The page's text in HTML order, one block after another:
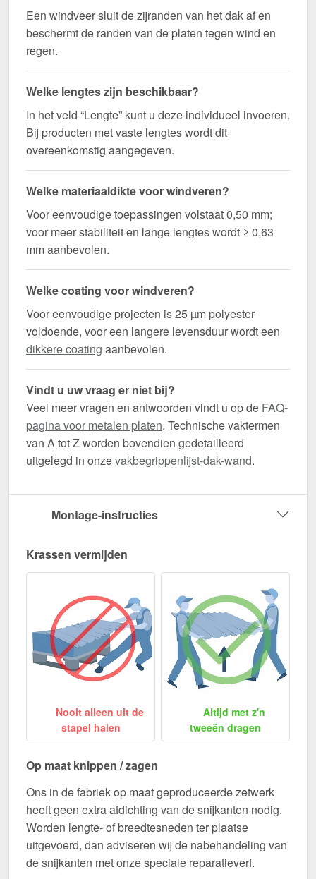
Een windveer sluit de zijranden van het dak af en
beschermt de randen van de platen tegen wind en
regen.
Welke lengtes zijn beschikbaar?
In het veld “Lengte” kunt u deze individueel invoeren.
Bij producten met vaste lengtes wordt dit
overeenkomstig aangegeven.
Welke materiaaldikte voor windveren?
Voor eenvoudige toepassingen volstaat 0,50 mm;
voor meer stabiliteit en lange lengtes wordt ≥ 0,63
mm aanbevolen.
Welke coating voor windveren?
Voor eenvoudige projecten is 25 µm polyester
voldoende, voor een langere levensduur wordt een
dikkere coating aanbevolen.
Vindt u uw vraag er niet bij?
Veel meer vragen en antwoorden vindt u op de FAQ-
pagina voor metalen platen. Technische vaktermen
van A tot Z worden bovendien gedetailleerd
uitgelegd in onzevakbegrippenlijst-dak-wand.
Montage-instructies
Krassen vermijden
Nooit alleen uit de
stapel halen
Altijd met z'n
tweeën dragen
Op maat knippen / zagen
Ons in de fabriek op maat geproduceerde zetwerk
heeft geen extra afdichting van de snijkanten nodig.
Worden lengte- of breedtesneden ter plaatse
uitgevoerd, dan adviseren wij de nabehandeling van
de snijkanten met onze speciale reparatieverf.